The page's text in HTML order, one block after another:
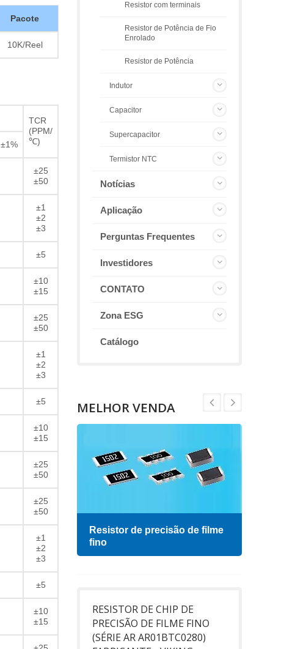
Pacote
10K/Reel
TCR
(PPM/
℃)
±1%
±25
±50
±1
±2
±3
±5
±10
±15
±25
±50
±1
±2
±3
±5
±10
±15
±25
±50
±25
±50
±1
±2
±3
±5
±10
±15
Resistor com terminais
Resistor de Potência de Fio
Enrolado
Resistor de Potência
Indutor
Capacitor
Supercapacitor
Termistor NTC
Notícias
Aplicação
Perguntas Frequentes
Investidores
CONTATO
Zona ESG
Catálogo
MELHOR VENDA
Resistor de precisão de filme
fino
RESISTOR DE CHIP DE
PRECISÃO DE FILME FINO
(SÉRIE AR AR01BTC0280)